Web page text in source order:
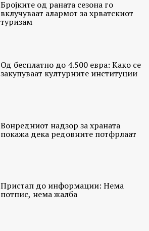
Бројките од раната сезона го
вклучуваат алармот за хрватскиот
туризам
Од бесплатно до 4.500 евра: Како се
закупуваат културните институции
Вонредниот надзор за храната
покажа дека редовните потфрлаат
Пристап до информации: Нема
потпис, нема жалба